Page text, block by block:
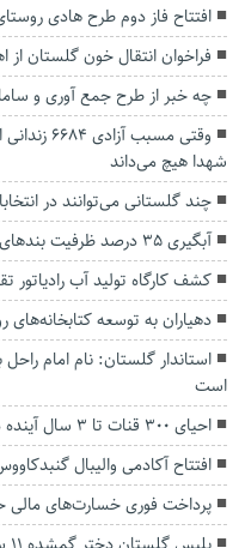
افتتاح فاز دوم طرح هادی
فراخوان انتقال خون گلستان
چه خبر از طرح جمع آوری و
وقتی مسبب
شهدا هیچ می‌داند
چند گلستانی می‌توانند در انتخابات ۱۱ اسفند رای دهند؟
آبگیری ۳۵ درصد ظرفیت بند‌های خاکی در گنبدکاووس
کشف کارگاه توليد آب رادياتور
دهیاران به توسعه
استاندار گلستان: نام امام
است
احیای ۳۰۰ قنات تا ۳ سال آینده در گلستان
افتتاح آکادمی والیبال
پرداخت فوری خسارت‌های مالی